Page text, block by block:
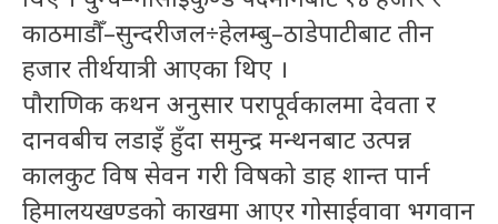
काठमाडौँ–सुन्दरीजल÷हेलम्बु–ठाडेपाटीबाट तीन
हजार तीर्थयात्री आएका थिए ।
पौराणिक कथन अनुसार परापूर्वकालमा देवता र
दानवबीच लडाइँ हुँदा समुन्द्र मन्थनबाट उत्पन्न
कालकुट विष सेवन गरी विषको डाह शान्त पार्न
हिमालयखण्डको काखमा आएर गोसाईवावा भगवान